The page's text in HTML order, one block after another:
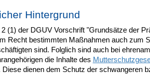
Hintergrund
(1) der DGUV Vorschrift "Grundsätze der
Recht bestimmten Maßnahmen auch zum
sind. Folglich sind auch bei
die Inhalte des
Diese dienen dem Schutz der schwangeren